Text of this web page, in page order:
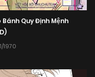
Bánh Quy Định Mệnh
1970